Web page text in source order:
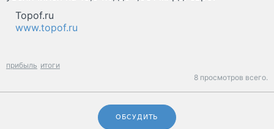
Topof.ru
www.topof.ru
прибыль итоги
8 просмотров всего.
ОБСУДИТЬ